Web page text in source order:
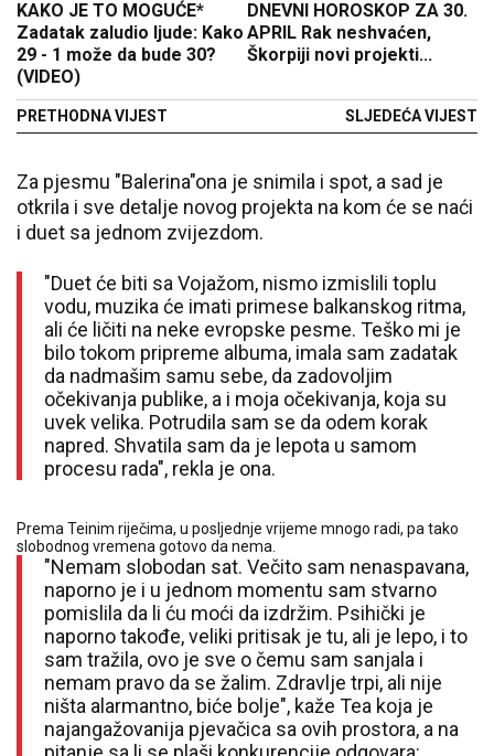
KAKO JE TO MOGUĆE*
Zadatak zaludio ljude: Kako
29 - 1 može da bude 30?
(VIDEO)
PRETHODNA VIJEST
DNEVNI HOROSKOP ZA 30.
APRIL Rak neshvaćen,
Škorpiji novi projekti...
SLJEDEĆA VIJEST
Za pjesmu "Balerina"ona je snimila i spot, a sad je
otkrila i sve detalje novog projekta na kom će se naći
i duet sa jednom zvijezdom.
"Duet će biti sa Vojažom, nismo izmislili toplu
vodu, muzika će imati primese balkanskog ritma,
ali će ličiti na neke evropske pesme. Teško mi je
bilo tokom pripreme albuma, imala sam zadatak
da nadmašim samu sebe, da zadovoljim
očekivanja publike, a i moja očekivanja, koja su
uvek velika. Potrudila sam se da odem korak
napred. Shvatila sam da je lepota u samom
procesu rada", rekla je ona.
Prema Teinim riječima, u posljednje vrijeme mnogo radi, pa tako
slobodnog vremena gotovo da nema.
"Nemam slobodan sat. Večito sam nenaspavana,
naporno je i u jednom momentu sam stvarno
pomislila da li ću moći da izdržim. Psihički je
naporno takođe, veliki pritisak je tu, ali je lepo, i to
sam tražila, ovo je sve o čemu sam sanjala i
nemam pravo da se žalim. Zdravlje trpi, ali nije
ništa alarmantno, biće bolje", kaže Tea koja je
najangažovanija pjevačica sa ovih prostora, a na